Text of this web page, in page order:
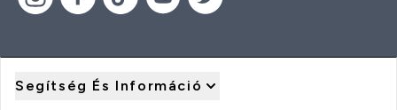
Segítség És Információ